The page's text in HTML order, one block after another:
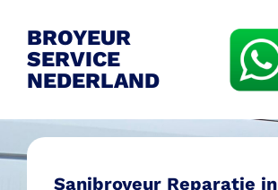
BROYEUR
SERVICE
NEDERLAND
Sanibroyeur Reparatie in